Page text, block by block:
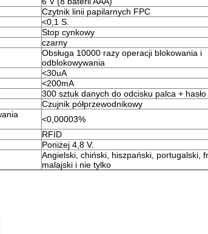
Czytnik linii papilarnych FPC
<0,1 S.
Stop cynkowy
czarny
Obsługa 10000 razy operacji blokowania i
odblokowywania
<30uA
<200mA
300 sztuk danych do odcisku palca +
Czujnik półprzewodnikowy
<0,00003%
RFID
Poniżej 4,8 V.
Angielski, chiński, hiszpański, portugalski,
malajski i nie tylko
Oddzwonimy wkrótce!